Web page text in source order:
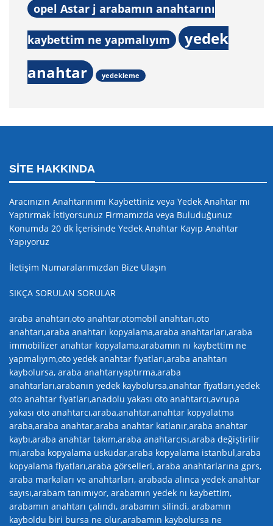
opel Astar j arabamın anahtarını
kaybettim ne yapmalıyım
yedek
anahtar
yedekleme
SITE HAKKINDA
Aracınızın Anahtarınımı Kaybettiniz veya Yedek Anahtar mı
Yaptırmak İstiyorsunuz Firmamızda veya Buluduğunuz
Konumda 20 dk İçerisinde Yedek Anahtar Kayıp Anahtar
Yapıyoruz
İletişim Numaralarımızdan Bize Ulaşın
SIKÇA SORULAN SORULAR
araba anahtarı,oto anahtar,otomobil anahtarı,oto
anahtarı,araba anahtarı kopyalama,araba anahtarları,araba
immobilizer anahtar kopyalama,arabamın nı kaybettim ne
yapmalıyım,oto yedek anahtar fiyatları,araba anahtarı
kaybolursa, araba anahtarıyaptırma,araba
anahtarları,arabanın yedek kaybolursa,anahtar fiyatları,yedek
oto anahtar fiyatları,anadolu yakası oto anahtarcı,avrupa
yakası oto anahtarcı,araba,anahtar,anahtar kopyalatma
araba,araba anahtar,araba anahtar katlanır,araba anahtar
kaybı,araba anahtar takım,araba anahtarcısı,araba değiştirilir
mi,araba kopyalama üsküdar,araba kopyalama istanbul,araba
kopyalama fiyatları,araba görselleri, araba anahtarlarına gprs,
araba markaları ve anahtarları, arabada alınca yedek anahtar
sayısı,arabam tanımıyor, arabamın yedek nı kaybettim,
arabamın anahtarı çalındı, arabamın silindi, arabamın
kayboldu biri bursa ne olur,arabamın kaybolursa ne